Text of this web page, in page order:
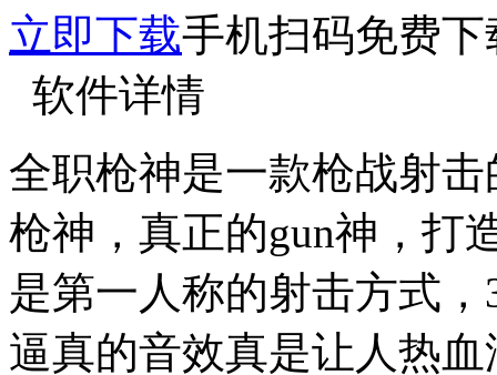
立即下载手机扫码免费下
软件详情
全职枪神是一款枪战射
枪神，真正的gun神，打
是第一人称的射击方式
逼真的音效真是让人热